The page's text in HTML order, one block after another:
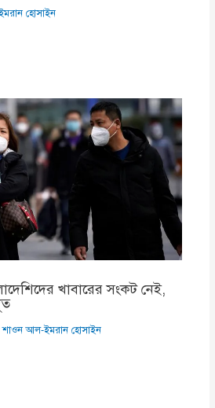
হোসাইন
খাবারের সংকট নেই,
শাওন আল-ইমরান হোসাইন